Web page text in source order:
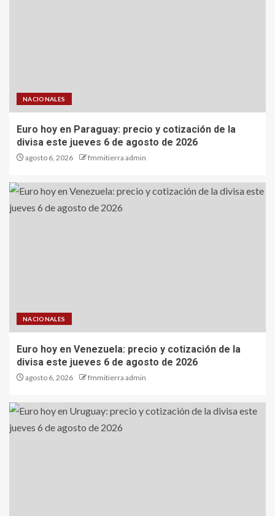
NACIONALES
Euro hoy en Paraguay: precio y cotización de la
divisa este jueves 6 de agosto de 2026
agosto 6, 2026 fmmitierra admin
NACIONALES
Euro hoy en Venezuela: precio y cotización de la
divisa este jueves 6 de agosto de 2026
agosto 6, 2026 fmmitierra admin